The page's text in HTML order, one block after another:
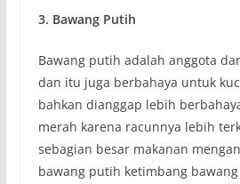
3. Bawang Putih
Bawang putih adalah anggota
dan itu juga berbahaya untuk
bahkan dianggap lebih
merah karena racunnya lebih
sebagian besar makanan
bawang putih ketimbang